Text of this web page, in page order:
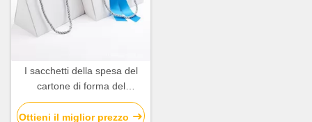
I sacchetti della spesa del
cartone di forma del
triangolo, nastro hanno
ondulato i sacchi di carta
Ottieni il miglior prezzo